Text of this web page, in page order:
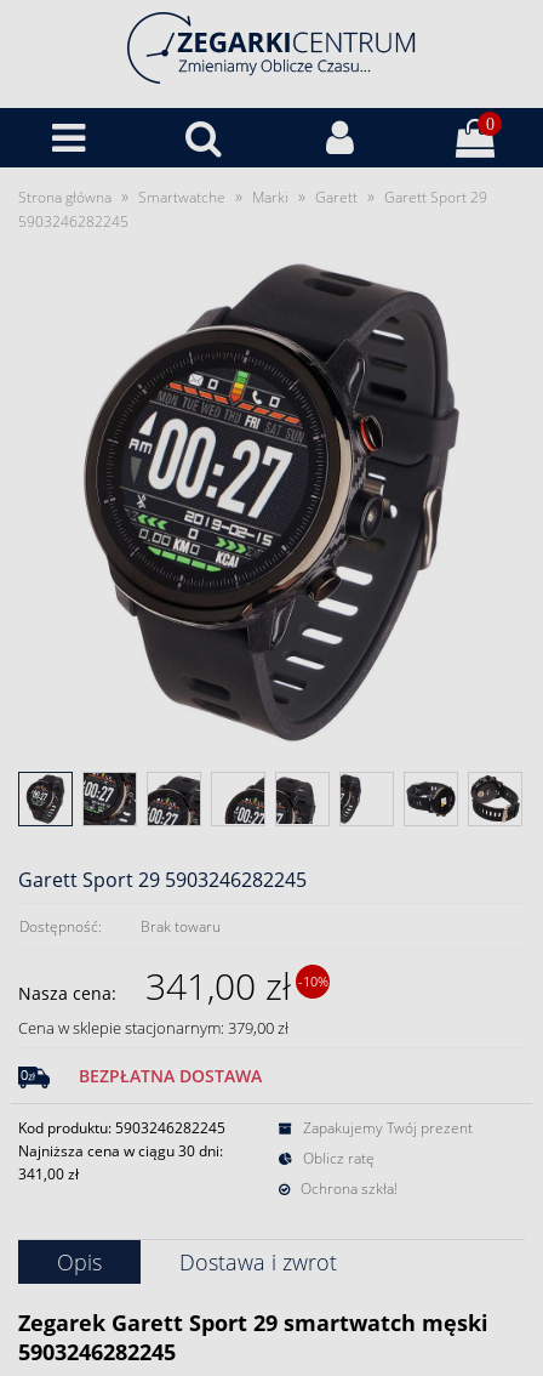
0
Strona główna » Smartwatche » Marki » Garett » Garett Sport 29
5903246282245
Garett Sport 29 5903246282245
Dostępność: Brak towaru
Nasza cena: 341,00 zł -10%
Cena w sklepie stacjonarnym: 379,00 zł
BEZPŁATNA DOSTAWA
Kod produktu: 5903246282245
Najniższa cena w ciągu 30 dni:
341,00 zł
Zapakujemy Twój prezent
Oblicz ratę
Ochrona szkła!
Opis Dostawa i zwrot
Zegarek Garett Sport 29 smartwatch męski
5903246282245